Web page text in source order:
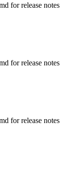
for release notes
for release notes
for release notes